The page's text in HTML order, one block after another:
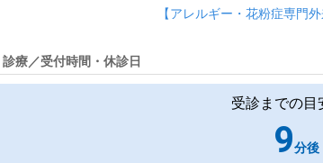
【アレルギー・花粉症専門
診療／受付時間・休診日
受診までの目
9分後